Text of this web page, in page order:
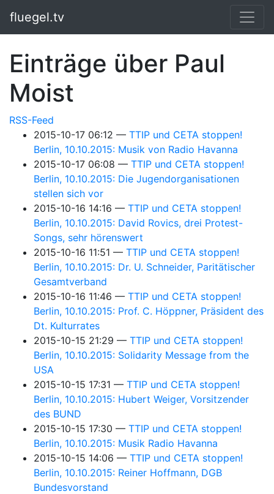
fluegel.tv
Einträge über Paul
Moist
RSS-Feed
2015-10-17 06:12
TTIP und CETA stoppen!
Berlin, 10.10.2015: Musik von Radio Havanna
2015-10-17 06:08
TTIP und CETA stoppen!
Berlin, 10.10.2015: Die Jugendorganisationen
stellen sich vor
2015-10-16 14:16
TTIP und CETA stoppen!
Berlin, 10.10.2015: David Rovics, drei Protest-
Songs, sehr hörenswert
2015-10-16 11:51
TTIP und CETA stoppen!
Berlin, 10.10.2015: Dr. U. Schneider, Paritätischer
Gesamtverband
2015-10-16 11:46
TTIP und CETA stoppen!
Berlin, 10.10.2015: Prof. C. Höppner, Präsident des
Dt. Kulturrates
2015-10-15 21:29
TTIP und CETA stoppen!
Berlin, 10.10.2015: Solidarity Message from the
USA
2015-10-15 17:31
TTIP und CETA stoppen!
Berlin, 10.10.2015: Hubert Weiger, Vorsitzender
des BUND
2015-10-15 17:30
TTIP und CETA stoppen!
Berlin, 10.10.2015: Musik Radio Havanna
2015-10-15 14:06
TTIP und CETA stoppen!
Berlin, 10.10.2015: Reiner Hoffmann, DGB
Bundesvorstand